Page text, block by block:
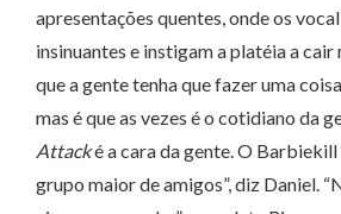
apresentações quentes, onde os
insinuantes e instigam a platéia a cair
que a gente tenha que fazer uma
mas é que as vezes é o cotidiano da
Attacké a cara da gente. O Barbiekill
grupo maior de amigos”, diz Daniel.